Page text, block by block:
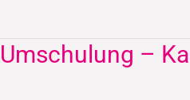
Umschulung –
Umschulung